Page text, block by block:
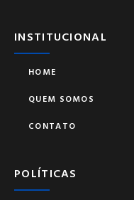
INSTITUCIONAL
HOME
QUEM SOMOS
CONTATO
POLÍTICAS